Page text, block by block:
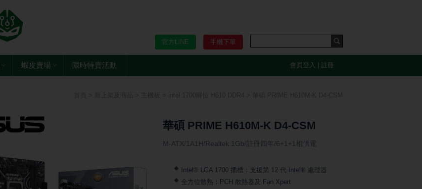
手機下單
官方LINE
蝦皮賣場 限時特賣活動 會員登入 註冊
華碩 PRIME H610M-K D4-CSM
M-ATX/1A1H/Realtek 1Gb/註冊四年/6+1+1相供電
Intel® LGA 1700 插槽：支援第 12 代 Intel® 處理器
全方位散熱：PCH 散熱器及 Fan Xpert